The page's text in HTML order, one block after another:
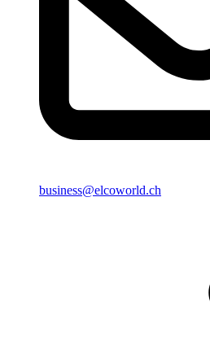
business@elcoworld.ch